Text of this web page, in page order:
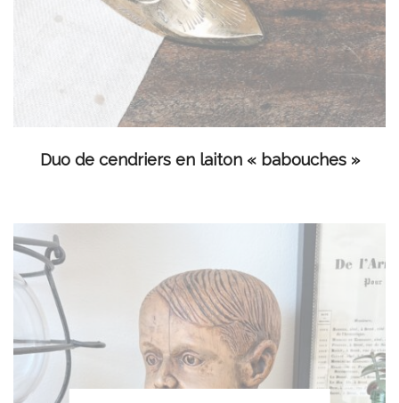
LIRE LA SUITE
Duo de cendriers en laiton « babouches »